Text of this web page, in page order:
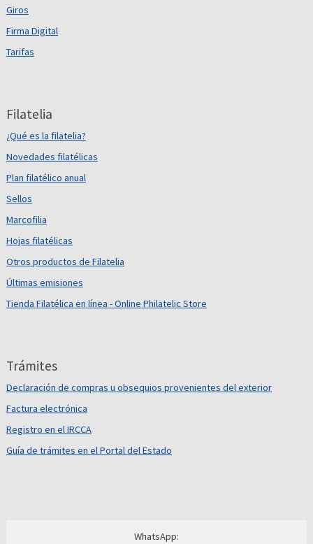
Giros
Firma Digital
Tarifas
Filatelia
¿Qué es la filatelia?
Novedades filatélicas
Plan filatélico anual
Sellos
Marcofilia
Hojas filatélicas
Otros productos de Filatelia
Últimas emisiones
Tienda Filatélica en línea - Online Philatelic Store
Trámites
Declaración de compras u obsequios provenientes del exterior
Factura electrónica
Registro en el IRCCA
Guía de trámites en el Portal del Estado
WhatsApp: